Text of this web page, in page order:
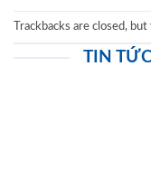
Trackbacks are closed, but
TIN